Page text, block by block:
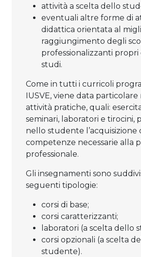
attività a scelta dello
eventuali altre forme di
didattica orientata al
raggiungimento degli
professionalizzanti propri
studi.
Come in tutti i curricoli
IUSVE, viene data
attività pratiche, quali:
seminari, laboratori e tirocini,
nello studente l’acquisizione
competenze necessarie alla
professionale.
Gli insegnamenti sono
seguenti tipologie:
corsi di base;
corsi caratterizzanti;
laboratori (a scelta dello
corsi opzionali (a scelta
studente).